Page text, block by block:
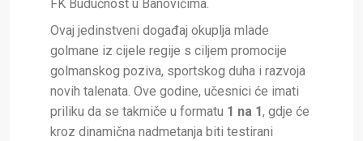
FK Budućnost u Banovićima.
Ovaj jedinstveni događaj okuplja mlade
golmane iz cijele regije s ciljem promocije
golmanskog poziva, sportskog duha i razvoja
novih talenata. Ove godine, učesnici će imati
priliku da se takmiče u formatu 1 na 1, gdje će
kroz dinamična nadmetanja biti testirani